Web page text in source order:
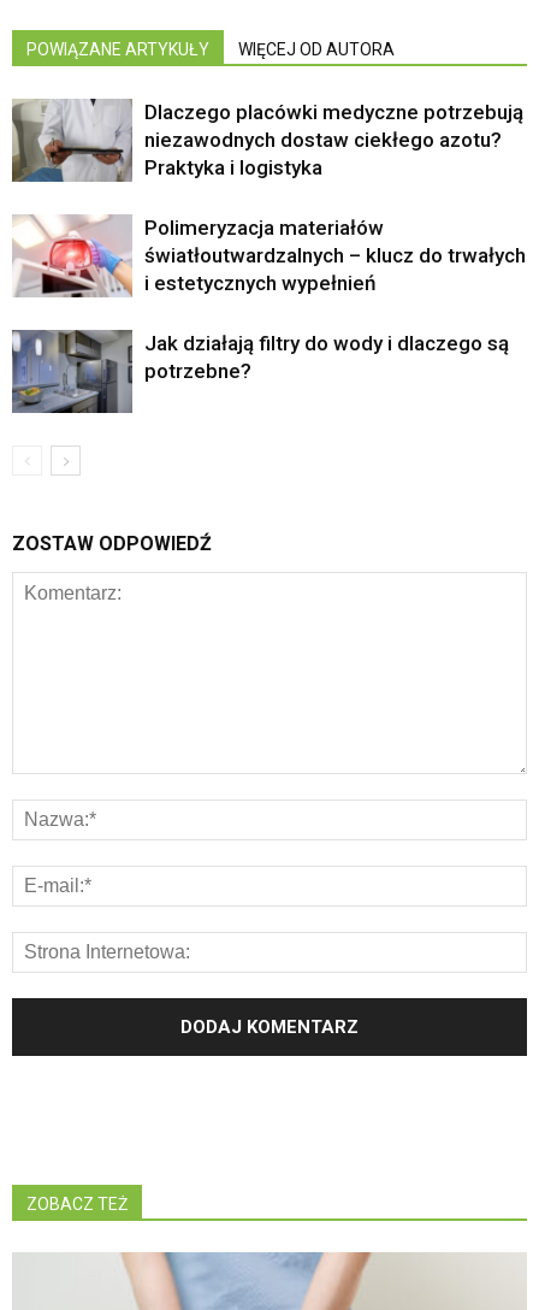
POWIĄZANE ARTYKUŁY WIĘCEJ OD AUTORA
Dlaczego placówki medyczne potrzebują
niezawodnych dostaw ciekłego azotu?
Praktyka i logistyka
Polimeryzacja materiałów
światłoutwardzalnych – klucz do trwałych
i estetycznych wypełnień
Jak działają filtry do wody i dlaczego są
potrzebne?
ZOSTAW ODPOWIEDŹ
ZOBACZ TEŻ